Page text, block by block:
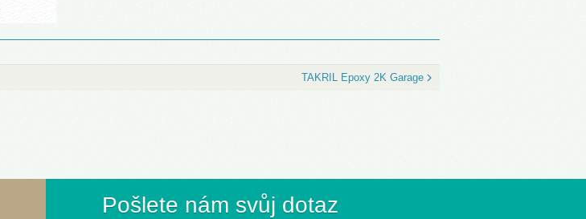
TAKRIL Epoxy 2K Garage
Pošlete nám svůj dotaz